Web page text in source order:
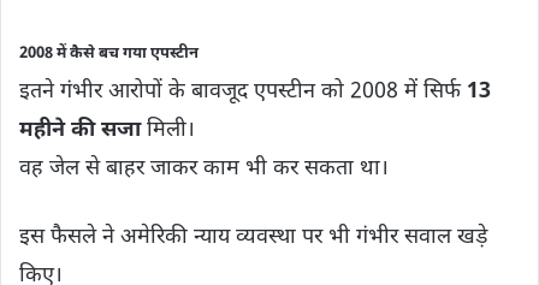
2008 में कैसे बच गया एपस्टीन
इतने गंभीर आरोपों के बावजूद एपस्टीन को 2008 में सिर्फ 13
महीने की सजामिली।
वह जेल से बाहर जाकर काम भी कर सकता था।
इस फैसले ने अमेरिकी न्याय व्यवस्था पर भी गंभीर सवाल खड़े
किए।